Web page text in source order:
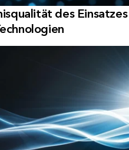
des Einsatzes